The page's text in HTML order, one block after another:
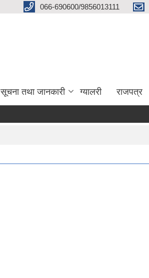
066-690600/9856013111
सूचना तथा जानकारी ग्यालरी राजपत्र